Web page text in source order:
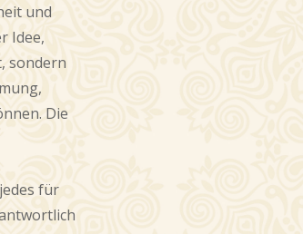
und
Idee,
sondern
Die
für